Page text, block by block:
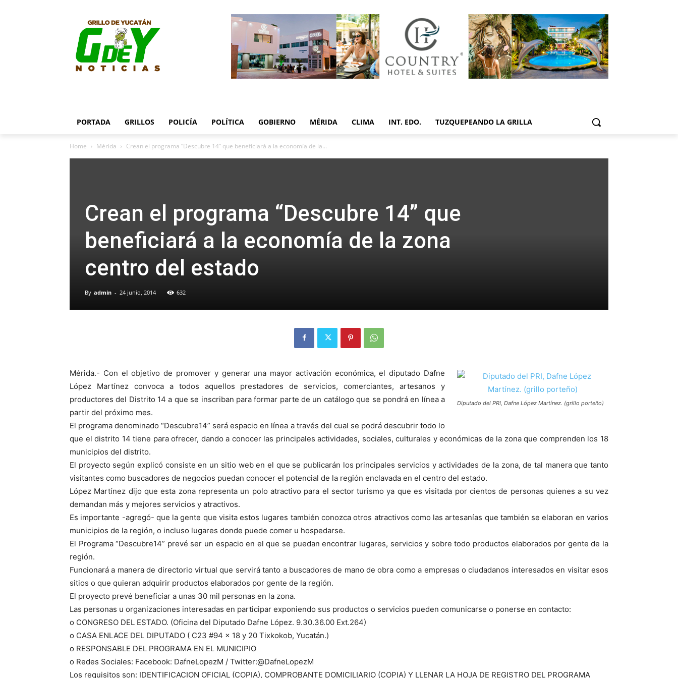
PORTADA GRILLOS POLICÍA POLÍTICA GOBIERNO MÉRIDA CLIMA INT. EDO. TUZQUEPEANDO LA GRILLA
Home Mérida Crean el programa “Descubre 14” que beneficiará a la economía de la...
Crean el programa “Descubre 14” que
beneficiará a la economía de la zona
centro del estado
By admin - 24 junio, 2014 632
Diputado del PRI, Dafne López Martínez. (grillo porteño)
Mérida.- Con el objetivo de promover y generar una mayor activación económica, el diputado Dafne
López Martínez convoca a todos aquellos prestadores de servicios, comerciantes, artesanos y
productores del Distrito 14 a que se inscriban para formar parte de un catálogo que se pondrá en línea a
partir del próximo mes.
El programa denominado “Descubre14” será espacio en línea a través del cual se podrá descubrir todo lo
que el distrito 14 tiene para ofrecer, dando a conocer las principales actividades, sociales, culturales y económicas de la zona que comprenden los 18
municipios del distrito.
El proyecto según explicó consiste en un sitio web en el que se publicarán los principales servicios y actividades de la zona, de tal manera que tanto
visitantes como buscadores de negocios puedan conocer el potencial de la región enclavada en el centro del estado.
López Martínez dijo que esta zona representa un polo atractivo para el sector turismo ya que es visitada por cientos de personas quienes a su vez
demandan más y mejores servicios y atractivos.
Es importante -agregó- que la gente que visita estos lugares también conozca otros atractivos como las artesanías que también se elaboran en varios
municipios de la región, o incluso lugares donde puede comer u hospedarse.
El Programa “Descubre14” prevé ser un espacio en el que se puedan encontrar lugares, servicios y sobre todo productos elaborados por gente de la
región.
Funcionará a manera de directorio virtual que servirá tanto a buscadores de mano de obra como a empresas o ciudadanos interesados en visitar esos
sitios o que quieran adquirir productos elaborados por gente de la región.
El proyecto prevé beneficiar a unas 30 mil personas en la zona.
Las personas u organizaciones interesadas en participar exponiendo sus productos o servicios pueden comunicarse o ponerse en contacto:
o CONGRESO DEL ESTADO. (Oficina del Diputado Dafne López. 9.30.36.00 Ext.264)
o CASA ENLACE DEL DIPUTADO ( C23 #94 x 18 y 20 Tixkokob, Yucatán.)
o RESPONSABLE DEL PROGRAMA EN EL MUNICIPIO
o Redes Sociales: Facebook: DafneLopezM / Twitter:@DafneLopezM
Los requisitos son: IDENTIFICACION OFICIAL (COPIA), COMPROBANTE DOMICILIARIO (COPIA) Y LLENAR LA HOJA DE REGISTRO DEL PROGRAMA